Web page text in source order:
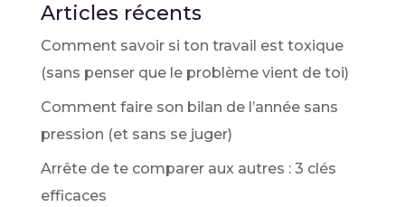
Articles récents
Comment savoir si ton travail est toxique
(sans penser que le problème vient de toi)
Comment faire son bilan de l’année sans
pression (et sans se juger)
Arrête de te comparer aux autres : 3 clés
efficaces